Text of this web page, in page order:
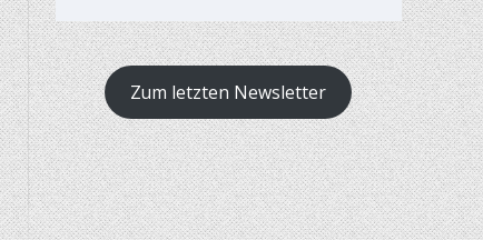
Zum letzten Newsletter